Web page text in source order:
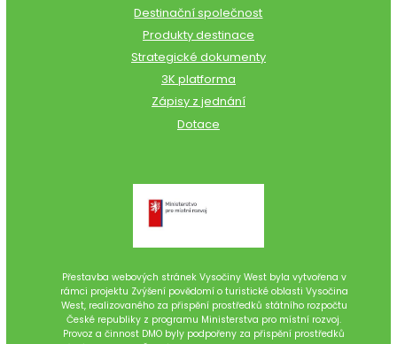
Destinační společnost
Produkty destinace
Strategické dokumenty
3K platforma
Zápisy z jednání
Dotace
Přestavba webových stránek Vysočiny West byla vytvořena v
rámci projektu Zvýšení povědomí o turistické oblasti Vysočina
West, realizovaného za přispění prostředků státního rozpočtu
České republiky z programu Ministerstva pro místní rozvoj.
Provoz a činnost DMO byly podpořeny za přispění prostředků